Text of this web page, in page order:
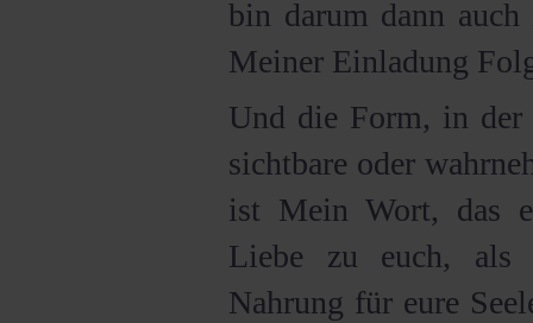
bin darum dann
Meiner Einladung
Und die Form, in der
sichtbare oder
ist Mein Wort, das
Liebe zu euch, als
Nahrung für eure